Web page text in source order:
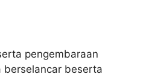
pengembaraan
berselancar beserta